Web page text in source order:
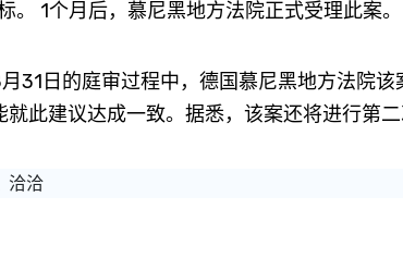
。 1个月后，慕尼黑地方法院正式受理此案。
日的庭审过程中，德国慕尼黑地方法院该
此建议达成一致。据悉，该案还将进行第二
洽洽